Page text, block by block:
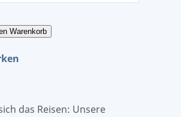
Warenkorb
das Reisen: Unsere